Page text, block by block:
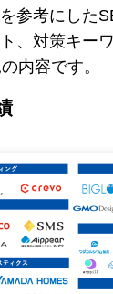
参考にした
、対策キー
内容です。